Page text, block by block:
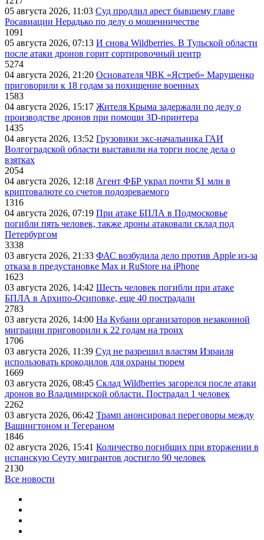
05 августа 2026, 11:03 Суд продлил арест бывшему главе
Росавиации Нерадько по делу о мошенничестве
1091
05 августа 2026, 07:13 И снова Wildberries. В Тульской области
после атаки дронов горит сортировочный центр
5274
04 августа 2026, 21:20 Основателя ЧВК «Ястреб» Марущенко
приговорили к 18 годам за похищение военных
1583
04 августа 2026, 15:17 Жителя Крыма задержали по делу о
производстве дронов при помощи 3D‑принтера
1435
04 августа 2026, 13:52 Грузовики экс-начальника ГАИ
Волгоградской области выставили на торги после дела о
взятках
2054
04 августа 2026, 12:18 Агент ФБР украл почти $1 млн в
криптовалюте со счетов подозреваемого
1316
04 августа 2026, 07:19 При атаке БПЛА в Подмосковье
погибли пять человек, также дроны атаковали склад под
Петербургом
3338
03 августа 2026, 21:33 ФАС возбудила дело против Apple из-за
отказа в предустановке Max и RuStore на iPhone
1623
03 августа 2026, 14:42 Шесть человек погибли при атаке
БПЛА в Архипо-Осиповке, еще 40 пострадали
2783
03 августа 2026, 14:00 На Кубани организаторов незаконной
миграции приговорили к 22 годам на троих
1706
03 августа 2026, 11:39 Суд не разрешил властям Израиля
использовать крокодилов для охраны тюрем
1669
03 августа 2026, 08:45 Склад Wildberries загорелся после атаки
дронов во Владимирской области. Пострадал 1 человек
2262
03 августа 2026, 06:42 Трамп анонсировал переговоры между
Вашингтоном и Тегераном
1846
02 августа 2026, 15:41 Количество погибших при вторжении в
испанскую Сеуту мигрантов достигло 90 человек
2130
Все новости